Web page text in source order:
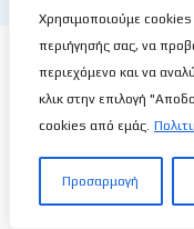
Χρησιμοποιούμε cookies
περιήγησής σας, να
περιεχόμενο και να
κλικ στην επιλογή
cookies από εμάς.
Προσαρμογή
Το Basketball
Μια νέα ιστοσελίδα